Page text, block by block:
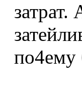
затрат.
по4ему